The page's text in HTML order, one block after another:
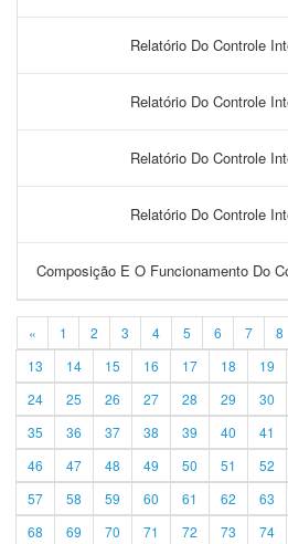
Relatório Do Controle
Relatório Do Controle
Relatório Do Controle
Relatório Do Controle
Composição E O Funcionamento Do
« 1 2 3 4 5 6 7 8
13
14 15 16 17 18 19
24
25 26 27 28 29 30
35
36 37 38 39 40 41
46
47 48 49 50 51 52
57
58 59 60 61 62 63
68
69 70 71 72 73 74